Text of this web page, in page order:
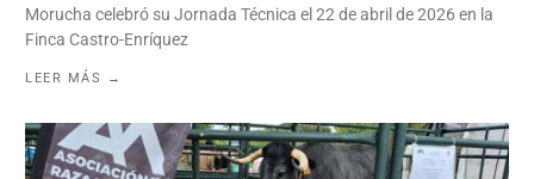
Morucha celebró su Jornada Técnica el 22 de abril de 2026 en la
Finca Castro-Enríquez
LEER MÁS →